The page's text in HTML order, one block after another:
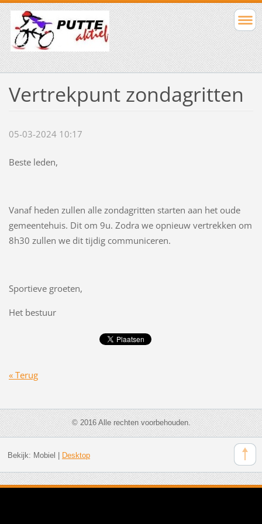
Vertrekpunt zondagritten
05-03-2024 10:17
Beste leden,
Vanaf heden zullen alle zondagritten starten aan het oude
gemeentehuis. Dit om 9u. Zodra we opnieuw vertrekken om
8h30 zullen we dit tijdig communiceren.
Sportieve groeten,
Het bestuur
« Terug
© 2016 Alle rechten voorbehouden.
Bekijk: Mobiel Desktop